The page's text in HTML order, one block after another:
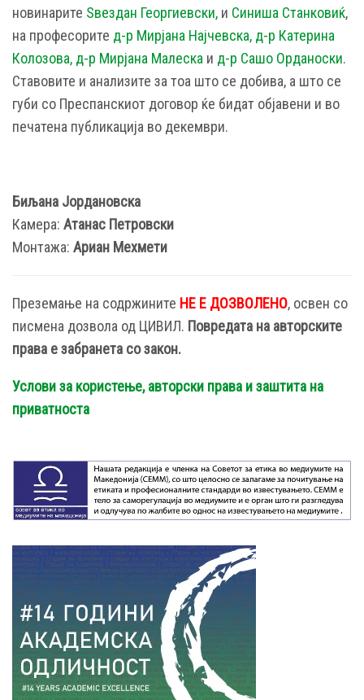
новинарите Ѕвездан Георгиевски, и Синиша Станковиќ,
на професорите д-р Мирјана Најчевска, д-р Катерина
Колозова, д-р Мирјана Малеска и д-р Сашо Орданоски.
Ставовите и анализите за тоа што се добива, а што се
губи со Преспанскиот договор ќе бидат објавени и во
печатена публикација во декември.
Биљана Јордановска
Камера: Атанас Петровски
Монтажа: Ариан Мехмети
Преземање на содржините НЕ Е ДОЗВОЛЕНО, освен со
писмена дозвола од ЦИВИЛ. Повредата на авторските
права е забранета со закон.
Услови за користење, авторски права и заштита на
приватноста